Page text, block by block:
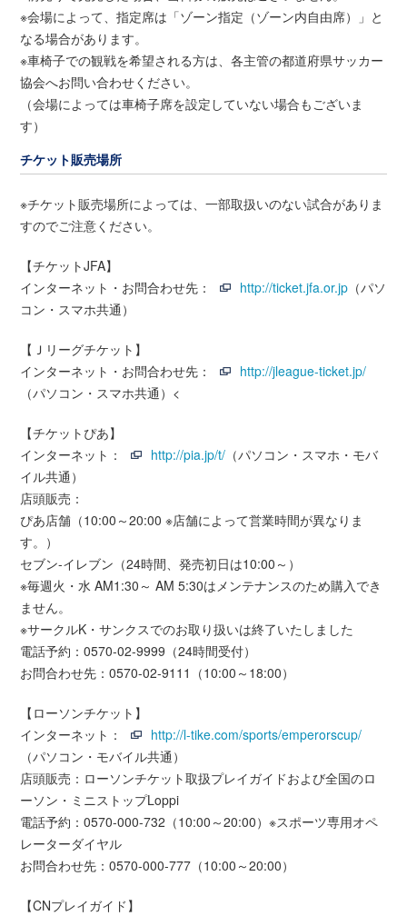
※会場によって、指定席は「ゾーン指定（ゾーン内自由席）」と
なる場合があります。
※車椅子での観戦を希望される方は、各主管の都道府県サッカー
協会へお問い合わせください。
（会場によっては車椅子席を設定していない場合もございま
す）
チケット販売場所
※チケット販売場所によっては、一部取扱いのない試合がありま
すのでご注意ください。
【チケットJFA】
インターネット・お問合わせ先：
http://ticket.jfa.or.jp （パソ
コン・スマホ共通）
【Ｊリーグチケット】
インターネット・お問合わせ先：
http://jleague-ticket.jp/
（パソコン・スマホ共通）<
【チケットぴあ】
インターネット：
http://pia.jp/t/ （パソコン・スマホ・モバ
イル共通）
店頭販売：
ぴあ店舗（10:00～20:00 ※店舗によって営業時間が異なりま
す。）
セブン-イレブン（24時間、発売初日は10:00～）
※毎週火・水 AM1:30～ AM 5:30はメンテナンスのため購入でき
ません。
※サークルK・サンクスでのお取り扱いは終了いたしました
電話予約：0570-02-9999（24時間受付）
お問合わせ先：0570-02-9111（10:00～18:00）
【ローソンチケット】
インターネット：
http://l-tike.com/sports/emperorscup/
（パソコン・モバイル共通）
店頭販売：ローソンチケット取扱プレイガイドおよび全国のロ
ーソン・ミニストップLoppi
電話予約：0570-000-732（10:00～20:00）※スポーツ専用オペ
レーターダイヤル
お問合わせ先：0570-000-777（10:00～20:00）
【CNプレイガイド】